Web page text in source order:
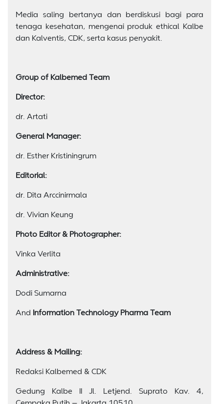
Media saling bertanya dan berdiskusi bagi para
tenaga kesehatan, mengenai produk ethical Kalbe
dan Kalventis, CDK, serta kasus penyakit.
Group of Kalbemed Team
Director:
dr. Artati
General Manager:
dr. Esther Kristiningrum
Editorial:
dr. Dita Arccinirmala
dr. Vivian Keung
Photo Editor & Photographer:
Vinka Verlita
Administrative:
Dodi Sumarna
And Information Technology Pharma Team
Address & Mailing:
Redaksi Kalbemed & CDK
Gedung Kalbe II Jl. Letjend. Suprato Kav. 4,